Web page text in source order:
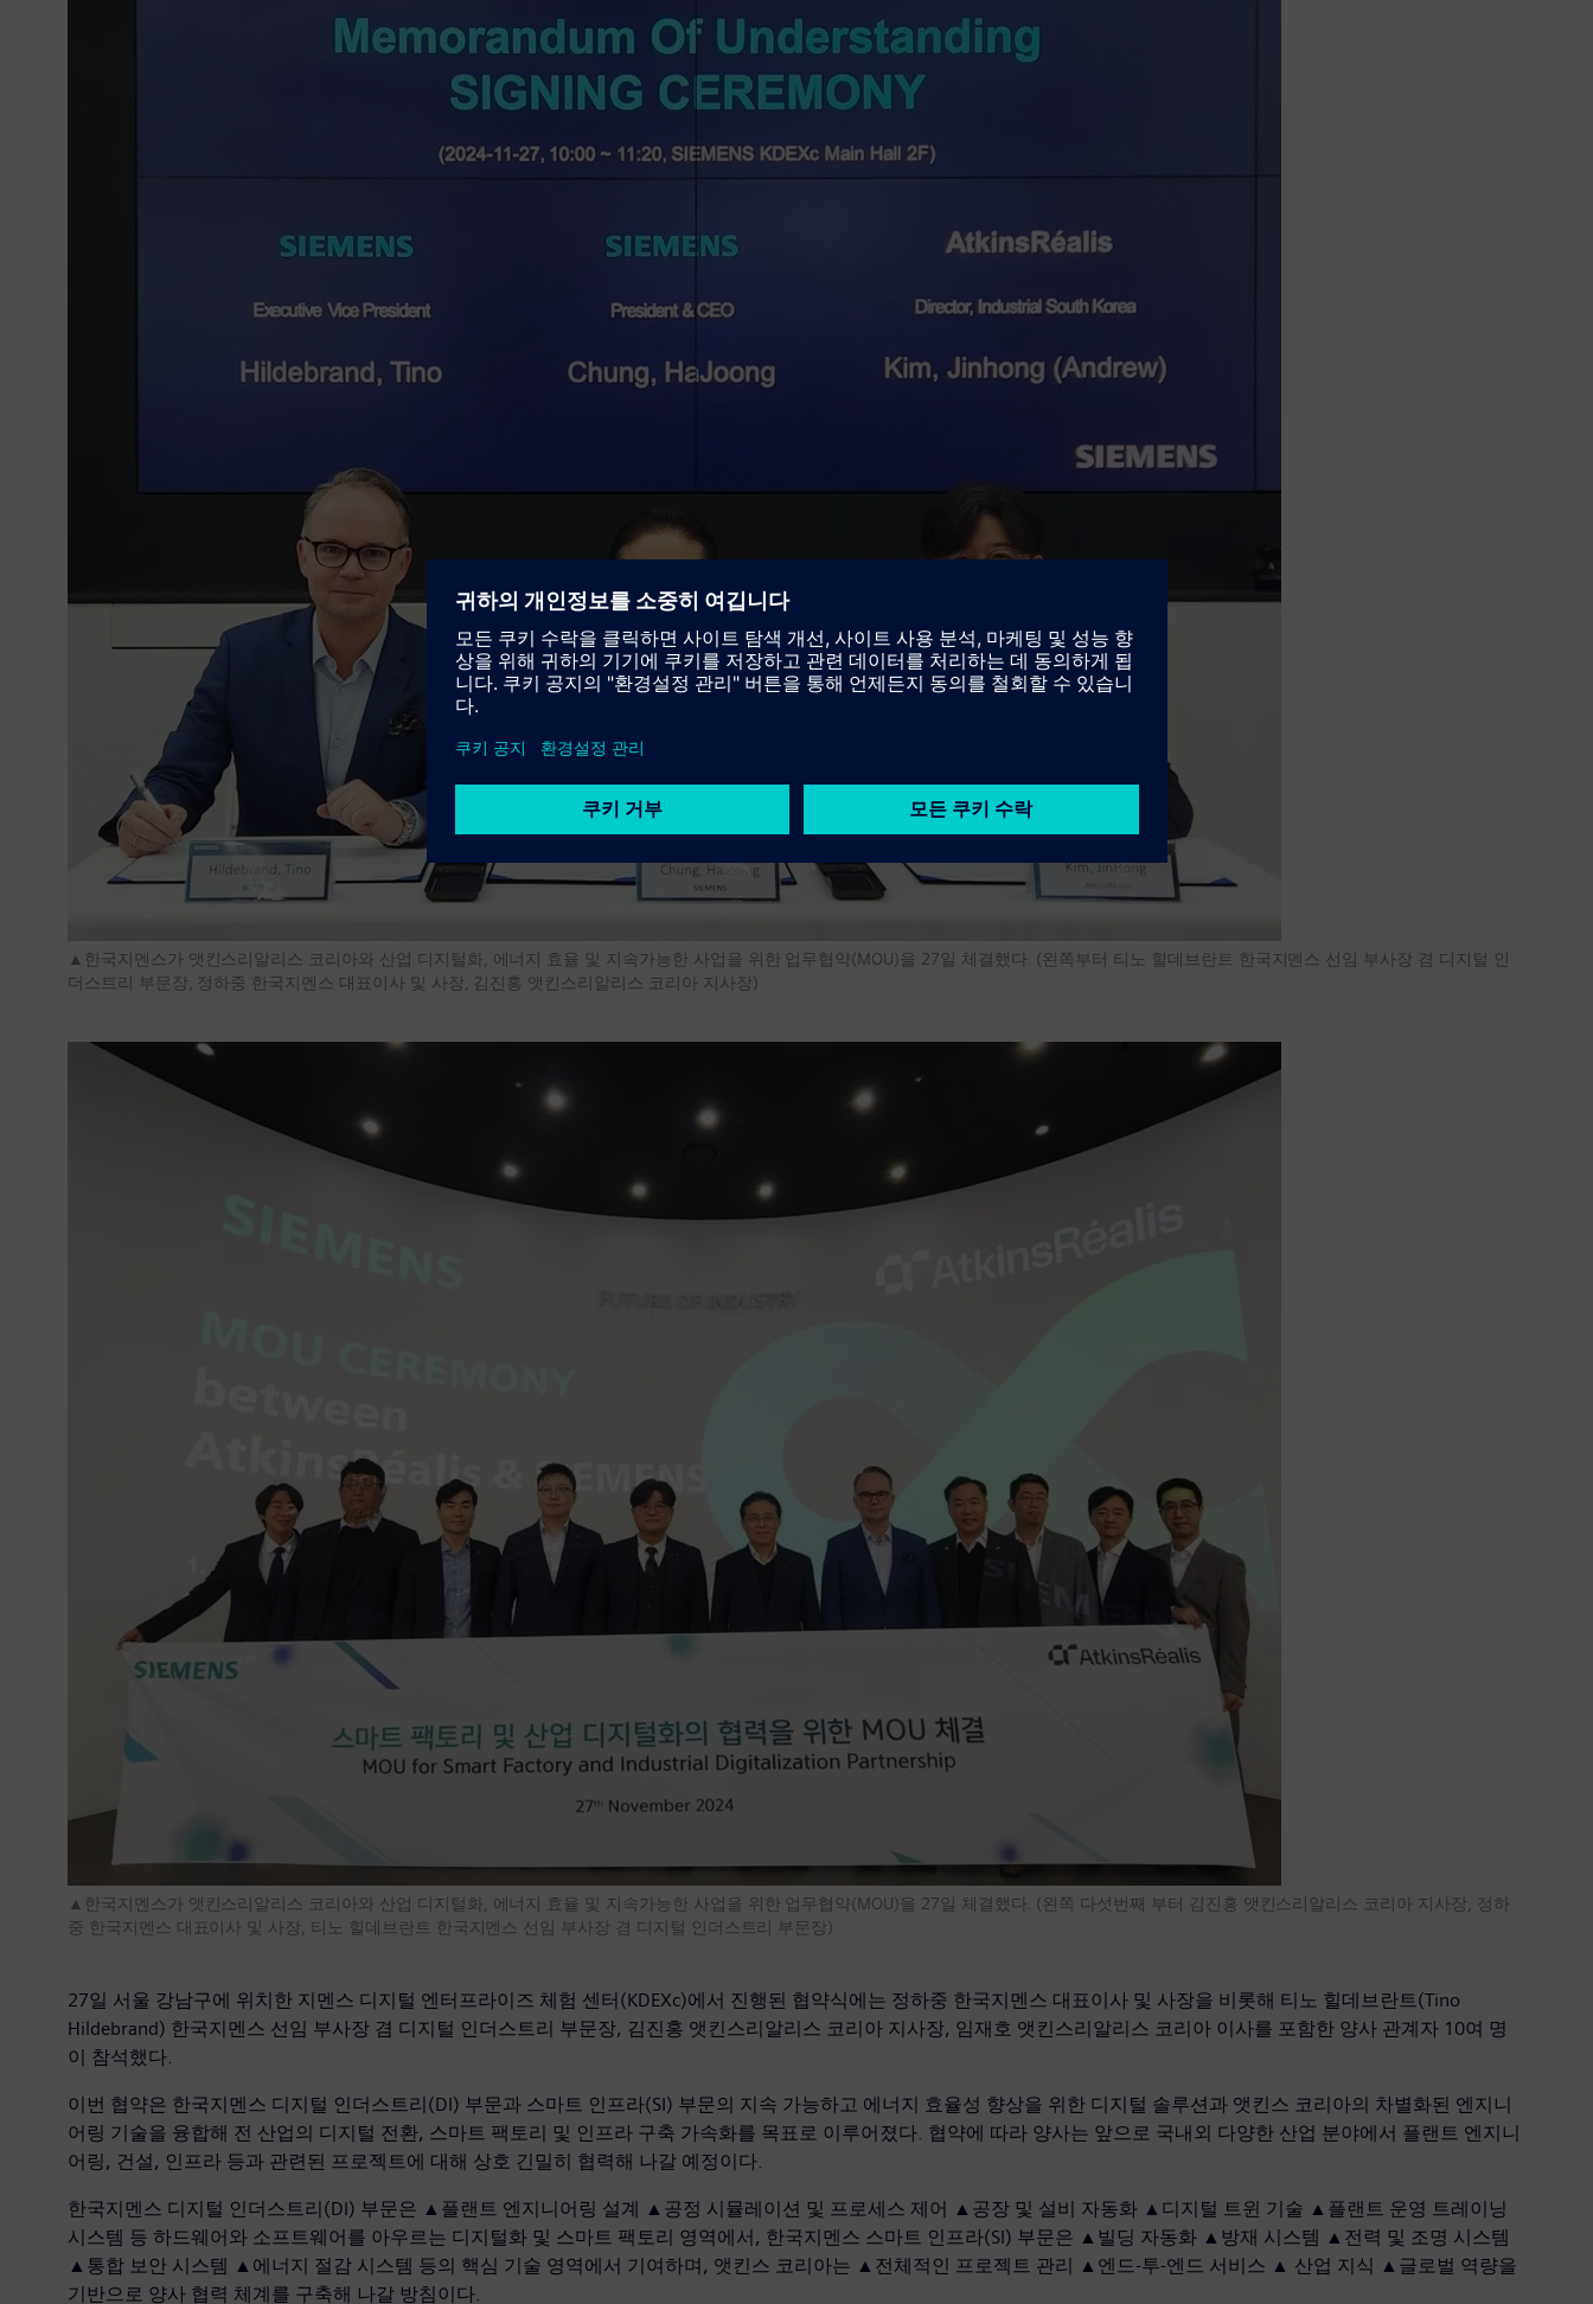
▲한국지멘스가 앳킨스리알리스 코리아와 산업 디지털화, 에너지 효율 및 지속가능한 사업을 위한 업무협약(MOU)을 27일 체결했다. (왼쪽부터 티노 힐데브란트 한국지멘스 선임 부사장 겸 디지털 인
더스트리 부문장, 정하중 한국지멘스 대표이사 및 사장, 김진홍 앳킨스리알리스 코리아 지사장)
▲한국지멘스가 앳킨스리알리스 코리아와 산업 디지털화, 에너지 효율 및 지속가능한 사업을 위한 업무협약(MOU)을 27일 체결했다. (왼쪽 다섯번째 부터 김진홍 앳킨스리알리스 코리아 지사장, 정하
중 한국지멘스 대표이사 및 사장, 티노 힐데브란트 한국지멘스 선임 부사장 겸 디지털 인더스트리 부문장)
27일 서울 강남구에 위치한 지멘스 디지털 엔터프라이즈 체험 센터(KDEXc)에서 진행된 협약식에는 정하중 한국지멘스 대표이사 및 사장을 비롯해 티노 힐데브란트(Tino
Hildebrand) 한국지멘스 선임 부사장 겸 디지털 인더스트리 부문장, 김진홍 앳킨스리알리스 코리아 지사장, 임재호 앳킨스리알리스 코리아 이사를 포함한 양사 관계자 10여 명
이 참석했다.
이번 협약은 한국지멘스 디지털 인더스트리(DI) 부문과 스마트 인프라(SI) 부문의 지속 가능하고 에너지 효율성 향상을 위한 디지털 솔루션과 앳킨스 코리아의 차별화된 엔지니
어링 기술을 융합해 전 산업의 디지털 전환, 스마트 팩토리 및 인프라 구축 가속화를 목표로 이루어졌다. 협약에 따라 양사는 앞으로 국내외 다양한 산업 분야에서 플랜트 엔지니
어링, 건설, 인프라 등과 관련된 프로젝트에 대해 상호 긴밀히 협력해 나갈 예정이다.
한국지멘스 디지털 인더스트리(DI) 부문은 ▲플랜트 엔지니어링 설계 ▲공정 시뮬레이션 및 프로세스 제어 ▲공장 및 설비 자동화 ▲디지털 트윈 기술 ▲플랜트 운영 트레이닝
시스템 등 하드웨어와 소프트웨어를 아우르는 디지털화 및 스마트 팩토리 영역에서, 한국지멘스 스마트 인프라(SI) 부문은 ▲빌딩 자동화 ▲방재 시스템 ▲전력 및 조명 시스템
▲통합 보안 시스템 ▲에너지 절감 시스템 등의 핵심 기술 영역에서 기여하며, 앳킨스 코리아는 ▲전체적인 프로젝트 관리 ▲엔드-투-엔드 서비스 ▲ 산업 지식 ▲글로벌 역량을
기반으로 양사 협력 체계를 구축해 나갈 방침이다.